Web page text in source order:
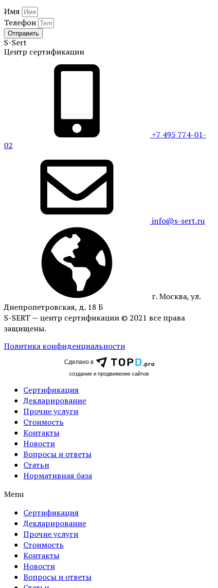
Имя
Телефон
Отправить
S-Sert
Центр сертификации
+7 495 774-01-
02
info@s-sert.ru
г. Москва, ул.
Днепропетровская, д. 18 Б
S-SERT — центр сертификации © 2021 все права
защищены.
Политика конфиденциальности
Сделано в
cоздание и продвижение сайтов
Сертификация
Декларирование
Прочие услуги
Стоимость
Контакты
Новости
Вопросы и ответы
Статьи
Нормативная база
Menu
Сертификация
Декларирование
Прочие услуги
Стоимость
Контакты
Новости
Вопросы и ответы